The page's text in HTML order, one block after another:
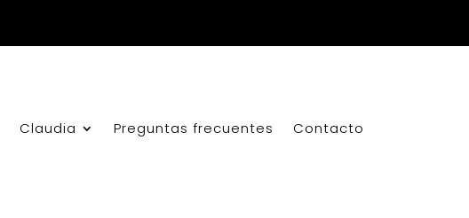
Claudia Preguntas frecuentes Contacto